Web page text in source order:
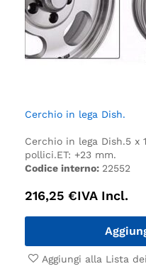
Cerchio in lega Dish.
Cerchio in lega Dish.5 x
pollici.ET: +23 mm.
Codice interno: 22552
216,25 €IVA Incl.
Aggiungi alla Lista